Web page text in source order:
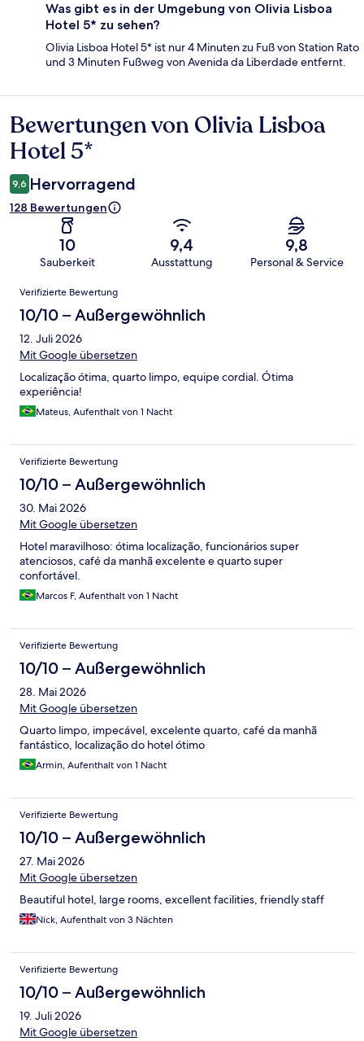
Was gibt es in der Umgebung von Olivia Lisboa
Hotel 5* zu sehen?
Olivia Lisboa Hotel 5* ist nur 4 Minuten zu Fuß von Station Rato
und 3 Minuten Fußweg von Avenida da Liberdade entfernt.
Bewertungen
Bewertungen von Olivia Lisboa
Hotel 5*
9,6 Hervorragend
128 Bewertungen
10
Sauberkeit
9,4
Ausstattung
9,8
Personal & Service
Bewertungen
Verifizierte Bewertung
10/10 – Außergewöhnlich
12. Juli 2026
Mit Google übersetzen
Localização ótima, quarto limpo, equipe cordial. Ótima
experiência!
Mateus, Aufenthalt von 1 Nacht
Verifizierte Bewertung
10/10 – Außergewöhnlich
30. Mai 2026
Mit Google übersetzen
Hotel maravilhoso: ótima localização, funcionários super
atenciosos, café da manhã excelente e quarto super
confortável.
Marcos F, Aufenthalt von 1 Nacht
Verifizierte Bewertung
10/10 – Außergewöhnlich
28. Mai 2026
Mit Google übersetzen
Quarto limpo, impecável, excelente quarto, café da manhã
fantástico, localização do hotel ótimo
Armin, Aufenthalt von 1 Nacht
Verifizierte Bewertung
10/10 – Außergewöhnlich
27. Mai 2026
Mit Google übersetzen
Beautiful hotel, large rooms, excellent facilities, friendly staff
Nick, Aufenthalt von 3 Nächten
Verifizierte Bewertung
10/10 – Außergewöhnlich
19. Juli 2026
Mit Google übersetzen